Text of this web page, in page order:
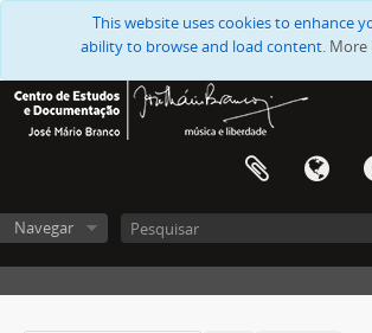
This website uses cookies to enhance
ability to browse and load content. More
Navegar